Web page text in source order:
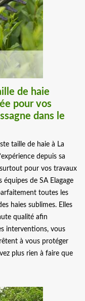
de haie
pour vos
dans le
taille de haie à La
depuis sa
pour vos travaux
équipes de SA Elagage
toutes les
haies sublimes. Elles
qualité afin
interventions, vous
à vous protéger
plus rien à faire que